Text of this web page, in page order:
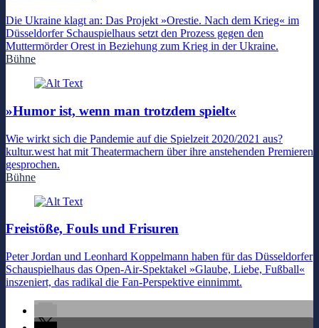
Die Ukraine klagt an: Das Projekt »Orestie. Nach dem Krieg« im
Düsseldorfer Schauspielhaus setzt den Prozess gegen den
Muttermörder Orest in Beziehung zum Krieg in der Ukraine.
Bühne
»Humor ist, wenn man trotzdem spielt«
Wie wirkt sich die Pandemie auf die Spielzeit 2020/2021 aus?
kultur.west hat mit Theatermachern über ihre anstehenden Premieren
gesprochen.
Bühne
Freistöße, Fouls und Frisuren
Peter Jordan und Leonhard Koppelmann haben für das Düsseldorfer
Schauspielhaus das Open-Air-Spektakel »Glaube, Liebe, Fußball«
inszeniert, das radikal die Fan-Perspektive einnimmt.